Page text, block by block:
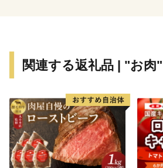
関連する返礼品 | "お肉"